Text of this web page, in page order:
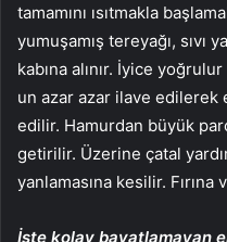
tamamını ısıtmakla
yumuşamış tereyağı, sıvı
kabına alınır. İyice
un azar azar ilave edilerek
edilir. Hamurdan büyük
getirilir. Üzerine çatal
yanlamasına kesilir.
İşte kolay bayatlamayan